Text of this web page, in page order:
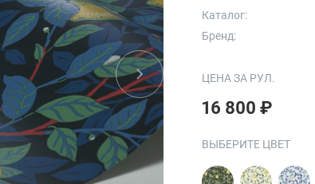
Каталог:
Бренд:
ЦЕНА ЗА РУЛ.
16 800 ₽
ВЫБЕРИТЕ ЦВЕТ